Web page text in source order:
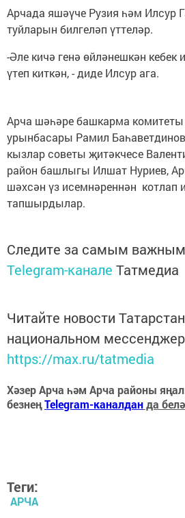
Арчада яшәүче Рузия һәм Илсур
туйларын билгеләп үттеләр.
-Әле кичә генә өйләнешкән кебек
үтеп киткән, - диде Илсур ага.
Арча шәһәре башкарма комитеты
урынбасары Рамил
кызлар советы җитәкчесе
район башлыгы Илшат Нуриев,
шәхсән үз исемнәреннән котлап
тапшырдылар.
Следите за самым
Telegram-канале Татмедиа
Читайте новости
национальном
https://max.ru/tatmedia
Хәзер Арча һәм Арча районы
безнеңTelegram-каналданда
Теги:
АРЧА